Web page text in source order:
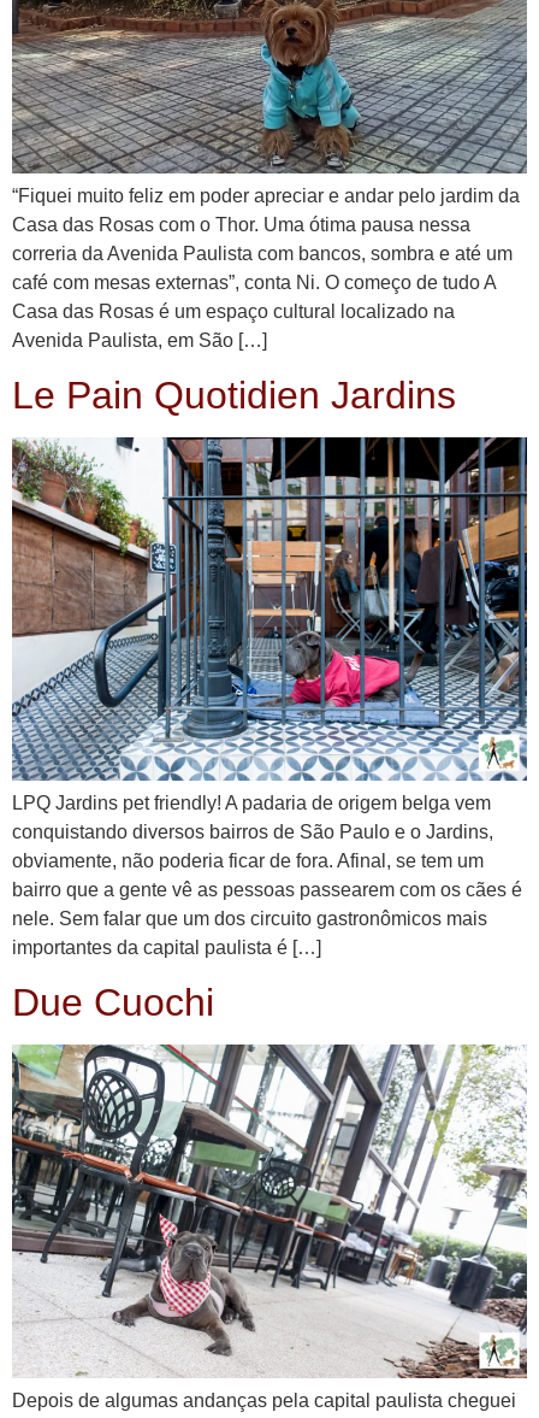
“Fiquei muito feliz em poder apreciar e andar pelo jardim da
Casa das Rosas com o Thor. Uma ótima pausa nessa
correria da Avenida Paulista com bancos, sombra e até um
café com mesas externas”, conta Ni. O começo de tudo A
Casa das Rosas é um espaço cultural localizado na
Avenida Paulista, em São […]
Le Pain Quotidien Jardins
LPQ Jardins pet friendly! A padaria de origem belga vem
conquistando diversos bairros de São Paulo e o Jardins,
obviamente, não poderia ficar de fora. Afinal, se tem um
bairro que a gente vê as pessoas passearem com os cães é
nele. Sem falar que um dos circuito gastronômicos mais
importantes da capital paulista é […]
Due Cuochi
Depois de algumas andanças pela capital paulista cheguei